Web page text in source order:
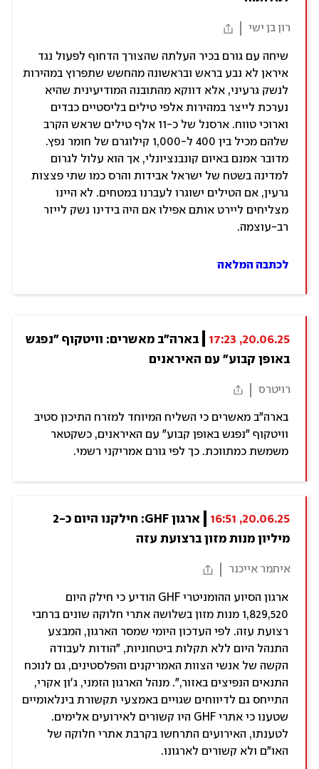
רון בן ישי
שיחה עם גורם בכיר העלתה שהצורך הדחוף לפעול נגד
איראן לא נבע בראש ובראשונה מהחשש שתפרוץ במהירות
לנשק גרעיני, אלא דווקא מהתובנה המודיעינית שהיא
נערכת לייצר במהירות אלפי טילים בליסטיים כבדים
וארוכי טווח. ארסנל של כ-11 אלף טילים שראש הקרב
שלהם מכיל בין 400 ל-1,000 קילוגרם של חומר נפץ.
מדובר אמנם באיום קונבנציונלי, אך הוא עלול לגרום
למדינה בשטח של ישראל אבידות והרס כמו שתי פצצות
גרעין, אם הטילים ישוגרו לעברנו במטחים. לא היינו
מצליחים ליירט אותם אפילו אם היה בידינו נשק לייזר
רב-עוצמה.
לכתבה המלאה
20.06.25, 17:23
באופן קבוע" עם האיראנים
רויטרס
בארה"ב מאשרים כי השליח המיוחד למזרח התיכון סטיב
וויטקוף "נפגש באופן קבוע" עם האיראנים, כשקטאר
משמשת כמתווכת. כך לפי גורם אמריקני רשמי.
20.06.25, 16:51
מיליון מנות מזון ברצועת עזה
איתמר אייכנר
ארגון הסיוע ההומניטרי GHF הודיע כי חילק היום
1,829,520 מנות מזון בשלושה אתרי חלוקה שונים ברחבי
רצועת עזה. לפי העדכון היומי שמסר הארגון, המבצע
התנהל היום ללא תקלות ביטחוניות, "הודות לעבודה
הקשה של אנשי הצוות האמריקנים והפלסטינים, גם לנוכח
התנאים הנפיצים באזור,". מנהל הארגון הזמני, ג'ון אקרי,
התייחס גם לדיווחים שגויים באמצעי תקשורת בינלאומיים
שטענו כי אתרי GHF היו קשורים לאירועים אלימים.
לטענתו, האירועים התרחשו בקרבת אתרי חלוקה של
האו"ם ולא קשורים לארגונו.